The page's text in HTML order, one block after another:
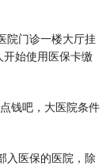
门诊一楼大厅挂
开始使用医保卡缴
钱吧，大医院条件
医保的医院，除